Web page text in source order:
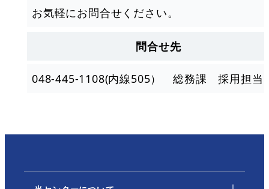
お気軽にお問合せください。
問合せ先
048-445-1108(内線505） 総務課 採用担当